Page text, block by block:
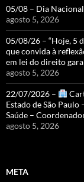
05/08 – Dia
agosto 5, 2026
05/08/26 – “Hoje, 5
que convida à
em lei do direito
agosto 5, 2026
22/07/2026 –
Estado de São Paulo
Saúde –
agosto 5, 2026
META